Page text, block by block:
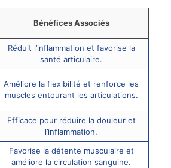
Bénéfices Associés
Réduit l’inflammation et favorise la
santé articulaire.
Améliore la flexibilité et renforce les
muscles entourant les articulations.
Efficace pour réduire la douleur et
l’inflammation.
Favorise la détente musculaire et
améliore la circulation sanguine.